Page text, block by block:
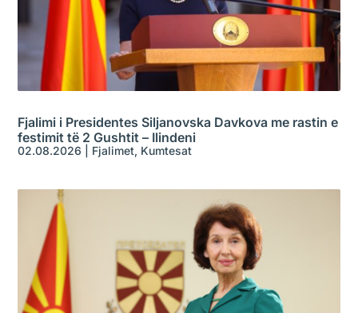
Fjalimi i Presidentes Siljanovska Davkova me rastin e
festimit të 2 Gushtit – Ilindeni
02.08.2026 Fjalimet, Kumtesat